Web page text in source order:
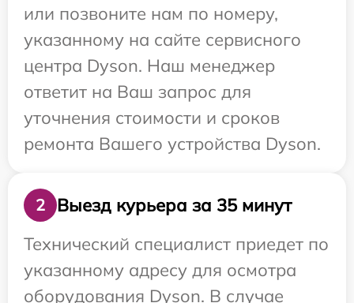
или позвоните нам по номеру,
указанному на сайте сервисного
центра Dyson. Наш менеджер
ответит на Ваш запрос для
уточнения стоимости и сроков
ремонта Вашего устройства Dyson.
2
Выезд курьера за 35 минут
Технический специалист приедет по
указанному адресу для осмотра
оборудования Dyson. В случае